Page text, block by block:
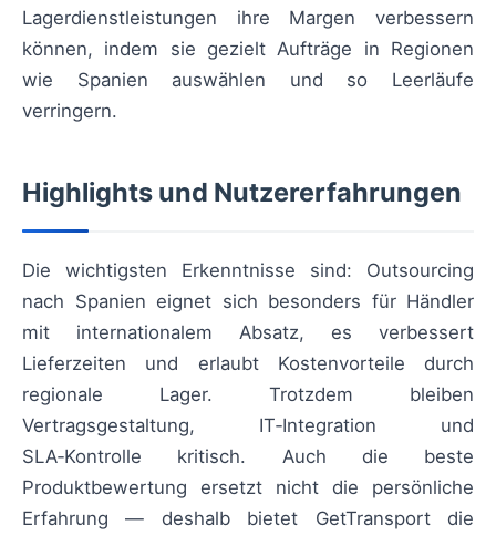
Lagerdienstleistungen ihre Margen verbessern
können, indem sie gezielt Aufträge in Regionen
wie Spanien auswählen und so Leerläufe
verringern.
Highlights und Nutzererfahrungen
Die wichtigsten Erkenntnisse sind: Outsourcing
nach Spanien eignet sich besonders für Händler
mit internationalem Absatz, es verbessert
Lieferzeiten und erlaubt Kostenvorteile durch
regionale Lager. Trotzdem bleiben
Vertragsgestaltung, IT‑Integration und
SLA‑Kontrolle kritisch. Auch die beste
Produktbewertung ersetzt nicht die persönliche
Erfahrung — deshalb bietet GetTransport die